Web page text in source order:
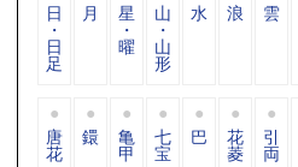
日
・
日
足
月 星
・
曜
山
・
山
形
水 浪 雲
唐
花
鐶 亀
甲
七
宝
巴 花
菱
引
両